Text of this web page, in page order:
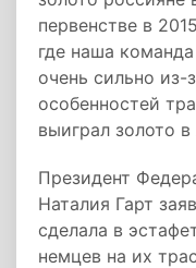
первенстве в
где наша
очень сильно из-
особенностей
выиграл золото
Президент
Наталия Гарт
сделала в
немцев на их